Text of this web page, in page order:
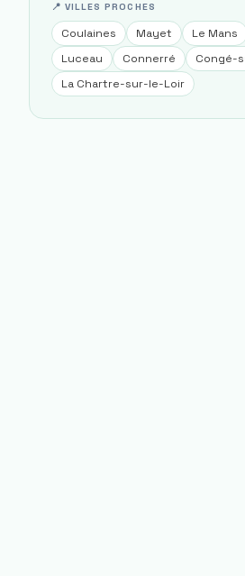
📍 VILLES PROCHES
Coulaines Mayet Le Mans
Luceau
Connerré
Congé-
La Chartre-sur-le-Loir